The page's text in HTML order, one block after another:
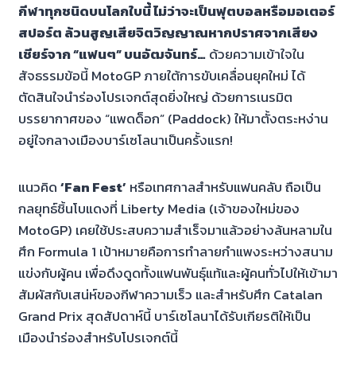
กีฬาทุกชนิดบนโลกใบนี้ ไม่ว่าจะเป็นฟุตบอลหรือมอเตอร์
สปอร์ต ล้วนสูญเสียจิตวิญญาณหากปราศจากเสียง
เชียร์จาก “แฟนๆ” บนอัฒจันทร์…ด้วยความเข้าใจใน
สัจธรรมข้อนี้ MotoGP ภายใต้การขับเคลื่อนยุคใหม่ ได้
ตัดสินใจนำร่องโปรเจกต์สุดยิ่งใหญ่ ด้วยการเนรมิต
บรรยากาศของ “แพดด็อก” (Paddock) ให้มาตั้งตระหง่าน
อยู่ใจกลางเมืองบาร์เซโลนาเป็นครั้งแรก!
แนวคิด‘Fan Fest’ หรือเทศกาลสำหรับแฟนคลับ ถือเป็น
กลยุทธ์ชิ้นโบแดงที่ Liberty Media (เจ้าของใหม่ของ
MotoGP) เคยใช้ประสบความสำเร็จมาแล้วอย่างล้นหลามใน
ศึก Formula 1 เป้าหมายคือการทำลายกำแพงระหว่างสนาม
แข่งกับผู้คน เพื่อดึงดูดทั้งแฟนพันธุ์แท้และผู้คนทั่วไปให้เข้ามา
สัมผัสกับเสน่ห์ของกีฬาความเร็ว และสำหรับศึก Catalan
Grand Prix สุดสัปดาห์นี้ บาร์เซโลนาได้รับเกียรติให้เป็น
เมืองนำร่องสำหรับโปรเจกต์นี้